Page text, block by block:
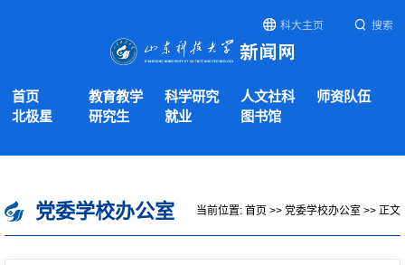
科大主页 搜索
首页 教育教学 科学研究 人文社科
师资队伍
北极星
研究生 就业 图书馆
党委学校办公室 当前位置: 首页 >> 党委学校办公室 >> 正文